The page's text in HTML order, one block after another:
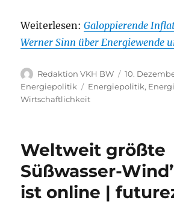
Weiterlesen:Galoppierende
Werner Sinn über Energiewende
Autor
Redaktion VKH BW
am
10.
Energiepolitik
Schlagwörter
Energiepolitik,
Wirtschaftlichkeit
Weltweit größte
Süßwasser-
ist online |